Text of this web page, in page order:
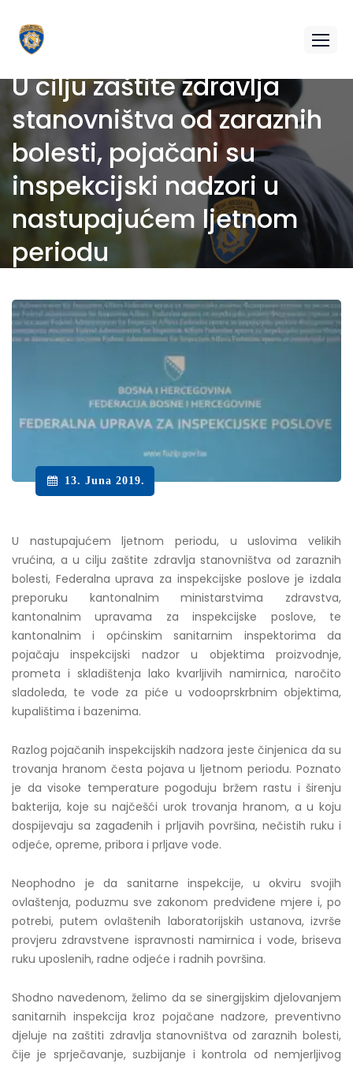
U cilju zaštite zdravlja
stanovništva od zaraznih
bolesti, pojačani su
inspekcijski nadzori u
nastupajućem ljetnom
periodu
13. Juna 2019.
U nastupajućem ljetnom periodu, u uslovima velikih
vrućina, a u cilju zaštite zdravlja stanovništva od zaraznih
bolesti, Federalna uprava za inspekcijske poslove je izdala
preporuku kantonalnim ministarstvima zdravstva,
kantonalnim upravama za inspekcijske poslove, te
kantonalnim i općinskim sanitarnim inspektorima da
pojačaju inspekcijski nadzor u objektima proizvodnje,
prometa i skladištenja lako kvarljivih namirnica, naročito
sladoleda, te vode za piće u vodooprskrbnim objektima,
kupalištima i bazenima.
Razlog pojačanih inspekcijskih nadzora jeste činjenica da su
trovanja hranom česta pojava u ljetnom periodu. Poznato
je da visoke temperature pogoduju bržem rastu i širenju
bakterija, koje su najčešći urok trovanja hranom, a u koju
dospijevaju sa zagađenih i prljavih površina, nečistih ruku i
odjeće, opreme, pribora i prljave vode.
Neophodno je da sanitarne inspekcije, u okviru svojih
ovlaštenja, poduzmu sve zakonom predviđene mjere i, po
potrebi, putem ovlaštenih laboratorijskih ustanova, izvrše
provjeru zdravstvene ispravnosti namirnica i vode, briseva
ruku uposlenih, radne odjeće i radnih površina.
Shodno navedenom, želimo da se sinergijskim djelovanjem
sanitarnih inspekcija kroz pojačane nadzore, preventivno
djeluje na zaštiti zdravlja stanovništva od zaraznih bolesti,
čije je sprječavanje, suzbijanje i kontrola od nemjerljivog